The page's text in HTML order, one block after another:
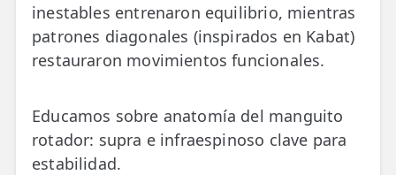
inestables entrenaron equilibrio, mientras
patrones diagonales (inspirados en Kabat)
restauraron movimientos funcionales.
Educamos sobre anatomía del manguito
rotador: supra e infraespinoso clave para
estabilidad.